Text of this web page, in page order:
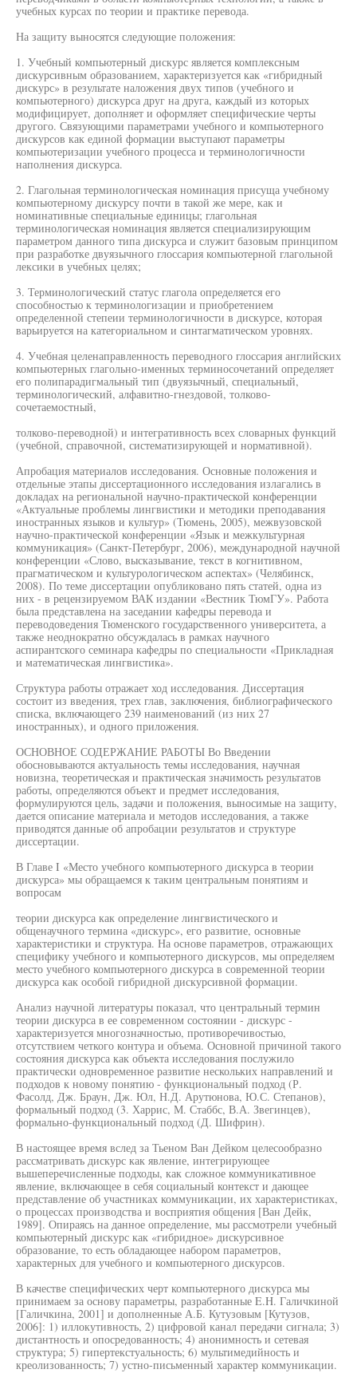
учебных курсах по теории и практике перевода.
На защиту выносятся следующие положения:
1. Учебный компьютерный дискурс является комплексным
дискурсивным образованием, характеризуется как «гибридный
дискурс» в результате наложения двух типов (учебного и
компьютерного) дискурса друг на друга, каждый из которых
модифицирует, дополняет и оформляет специфические черты
другого. Связующими параметрами учебного и компьютерного
дискурсов как единой формации выступают параметры
компьютеризации учебного процесса и терминологичности
наполнения дискурса.
2. Глагольная терминологическая номинация присуща учебному
компьютерному дискурсу почти в такой же мере, как и
номинативные специальные единицы; глагольная
терминологическая номинация является специализирующим
параметром данного типа дискурса и служит базовым принципом
при разработке двуязычного глоссария компьютерной глагольной
лексики в учебных целях;
3. Терминологический статус глагола определяется его
способностью к терминологизации и приобретением
определенной степеии терминологичности в дискурсе, которая
варьируется на категориальном и синтагматическом уровнях.
4. Учебная целенаправленность переводного глоссария английских
компьютерных глагольно-именных терминосочетаний определяет
его полипарадигмальный тип (двуязычный, специальный,
терминологический, алфавитно-гнездовой, толково-
сочетаемостный,
толково-переводной) и интегративность всех словарных функций
(учебной, справочной, систематизирующей и нормативной).
Апробация материалов исследования. Основные положения и
отдельные этапы диссертационного исследования излагались в
докладах на региональной научно-практической конференции
«Актуальные проблемы лингвистики и методики преподавания
иностранных языков и культур» (Тюмень, 2005), межвузовской
научно-практической конференции «Язык и межкультурная
коммуникация» (Санкт-Петербург, 2006), международной научной
конференции «Слово, высказывание, текст в когнитивном,
прагматическом и культурологическом аспектах» (Челябинск,
2008). По теме диссертации опубликовано пять статей, одна из
них - в рецензируемом ВАК издании «Вестник ТюмГУ». Работа
была представлена на заседании кафедры перевода и
переводоведения Тюменского государственного университета, а
также неоднократно обсуждалась в рамках научного
аспирантского семинара кафедры по специальности «Прикладная
и математическая лингвистика».
Структура работы отражает ход исследования. Диссертация
состоит из введения, трех глав, заключения, библиографического
списка, включающего 239 наименований (из них 27
иностранных), и одного приложения.
ОСНОВНОЕ СОДЕРЖАНИЕ РАБОТЫ Во Введении
обосновываются актуальность темы исследования, научная
новизна, теоретическая и практическая значимость результатов
работы, определяются объект и предмет исследования,
формулируются цель, задачи и положения, выносимые на защиту,
дается описание материала и методов исследования, а также
приводятся данные об апробации результатов и структуре
диссертации.
В Главе I «Место учебного компьютерного дискурса в теории
дискурса» мы обращаемся к таким центральным понятиям и
вопросам
теории дискурса как определение лингвистического и
общенаучного термина «дискурс», его развитие, основные
характеристики и структура. На основе параметров, отражающих
специфику учебного и компьютерного дискурсов, мы определяем
место учебного компьютерного дискурса в современной теории
дискурса как особой гибридной дискурсивной формации.
Анализ научной литературы показал, что центральный термин
теории дискурса в ее современном состоянии - дискурс -
характеризуется многозначностью, противоречивостью,
отсутствием четкого контура и объема. Основной причиной такого
состояния дискурса как объекта исследования послужило
практически одновременное развитие нескольких направлений и
подходов к новому понятию - функциональный подход (Р.
Фасолд, Дж. Браун, Дж. Юл, Н.Д. Арутюнова, Ю.С. Степанов),
формальный подход (3. Харрис, М. Стаббс, В.А. Звегинцев),
формально-функциональный подход (Д. Шифрин).
В настоящее время вслед за Тьеном Ван Дейком целесообразно
рассматривать дискурс как явление, интегрирующее
вышеперечисленные подходы, как сложное коммуникативное
явление, включающее в себя социальный контекст и дающее
представление об участниках коммуникации, их характеристиках,
о процессах производства и восприятия общения [Ван Дейк,
1989]. Опираясь на данное определение, мы рассмотрели учебный
компьютерный дискурс как «гибридное» дискурсивное
образование, то есть обладающее набором параметров,
характерных для учебного и компьютерного дискурсов.
В качестве специфических черт компьютерного дискурса мы
принимаем за основу параметры, разработанные E.H. Галичкиной
[Галичкина, 2001] и дополненные А.Б. Кутузовым [Кутузов,
2006]: 1) иллокутивность, 2) цифровой канал передачи сигнала; 3)
дистантность и опосредованность; 4) анонимность и сетевая
структура; 5) гипертекстуальность; 6) мультимедийность и
креолизованность; 7) устно-письменный характер коммуникации.